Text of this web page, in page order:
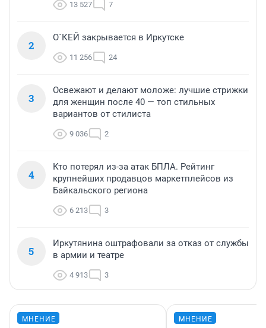
13 527 7
2
О`КЕЙ закрывается в Иркутске
11 256 24
3
Освежают и делают моложе: лучшие стрижки
для женщин после 40 — топ стильных
вариантов от стилиста
9 036 2
4
Кто потерял из-за атак БПЛА. Рейтинг
крупнейших продавцов маркетплейсов из
Байкальского региона
6 213 3
5
Иркутянина оштрафовали за отказ от службы
в армии и театре
4 913 3
МНЕНИЕ МНЕНИЕ